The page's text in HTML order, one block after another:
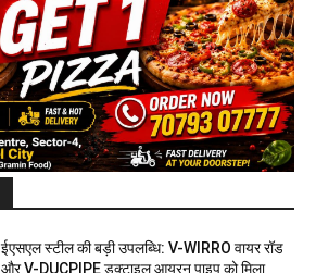
ईएसएल स्टील की बड़ी उपलब्धि: V-WIRRO वायर रॉड
और V-DUCPIPE डक्टाइल आयरन पाइप को मिला